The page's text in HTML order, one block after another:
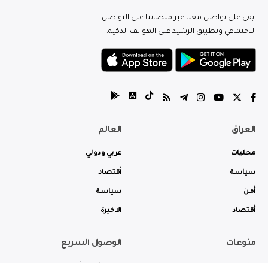
ابقى على تواصل معنا عبر منصاتنا على التواصل
الاجتماعي وتطبيق الرشيد على الهواتف الذكية.
العراق
محليات
سياسة
أمن
أقتصاد
العالم
عربي ودولي
أقتصاد
سياسة
الاخيرة
منوعات الوصول السريع